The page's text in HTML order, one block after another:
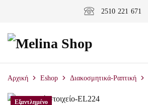
2510 221 671
Αρχική Eshop Διακοσμητικά-Ραπτική
Εξαντλημένο
Εξαντλημένο